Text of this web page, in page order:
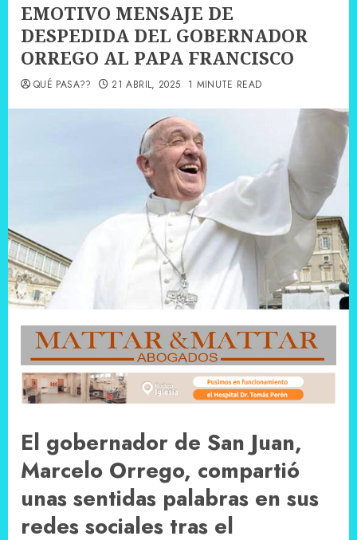
EMOTIVO MENSAJE DE
DESPEDIDA DEL GOBERNADOR
ORREGO AL PAPA FRANCISCO
QUÉ PASA?? 21 ABRIL, 2025 1 MINUTE READ
El gobernador de San Juan,
Marcelo Orrego, compartió
unas sentidas palabras en sus
redes sociales tras el